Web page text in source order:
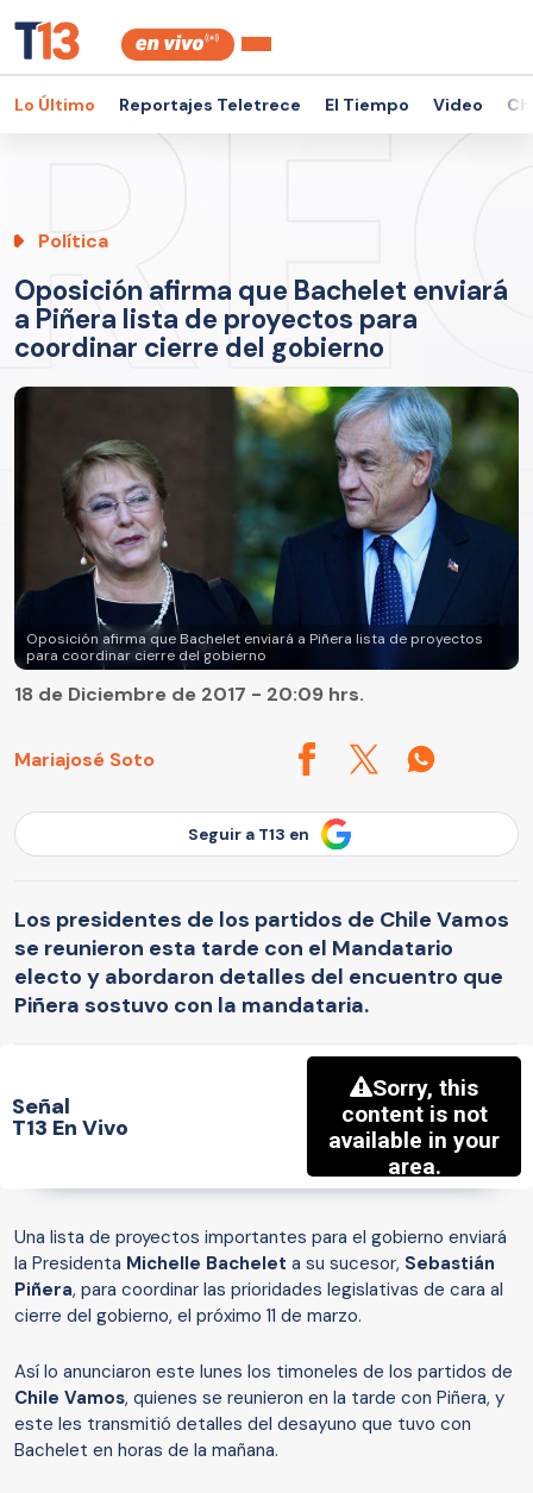
Lo Último Reportajes Teletrece El Tiempo Video
Política
Oposición afirma que Bachelet enviará
a Piñera lista de proyectos para
coordinar cierre del gobierno
Oposición afirma que Bachelet enviará a Piñera lista de proyectos
para coordinar cierre del gobierno
Mariajosé Soto
18 de Diciembre de 2017 - 20:09 hrs.
Seguir a T13 en
Los presidentes de los partidos de Chile Vamos
se reunieron esta tarde con el Mandatario
electo y abordaron detalles del encuentro que
Piñera sostuvo con la mandataria.
Señal
T13 En Vivo
Una lista de proyectos importantes para el gobierno enviará
la Presidenta Michelle Bachelet a su sucesor, Sebastián
Piñera, para coordinar las prioridades legislativas de cara al
cierre del gobierno, el próximo 11 de marzo.
Así lo anunciaron este lunes los timoneles de los partidos de
Chile Vamos, quienes se reunieron en la tarde con Piñera, y
este les transmitió detalles del desayuno que tuvo con
Bachelet en horas de la mañana.